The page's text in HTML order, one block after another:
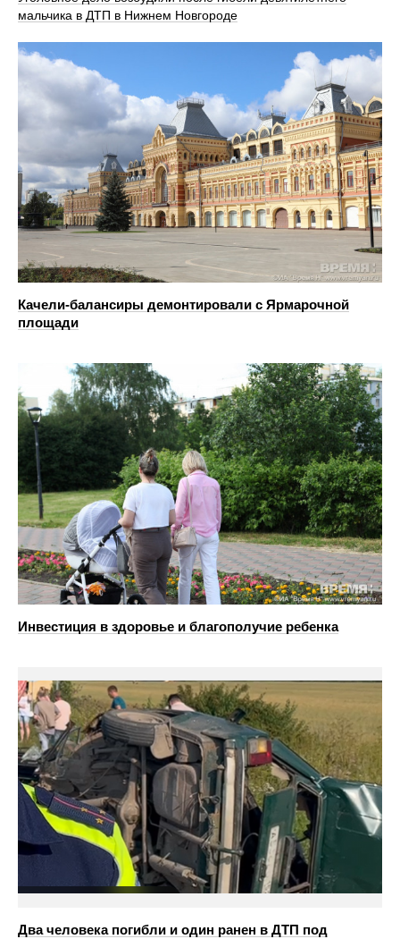
мальчика в ДТП в Нижнем Новгороде
Качели-балансиры демонтировали с Ярмарочной
площади
Инвестиция в здоровье и благополучие ребенка
Два человека погибли и один ранен в ДТП под